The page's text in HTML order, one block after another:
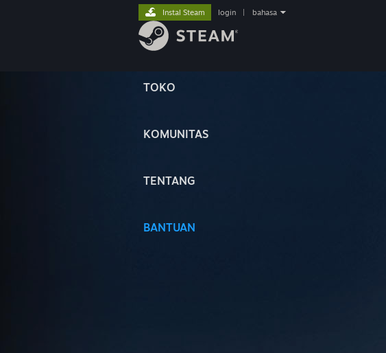
TOKO
KOMUNITAS
TENTANG
BANTUAN
Instal Steam login bahasa